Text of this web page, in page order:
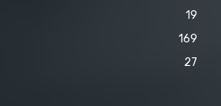
19
169
27